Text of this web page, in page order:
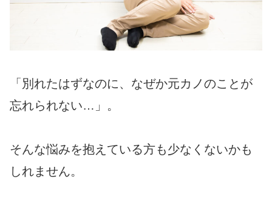
「別れたはずなのに、なぜか元カノのことが
忘れられない…」。
そんな悩みを抱えている方も少なくないかも
しれません。